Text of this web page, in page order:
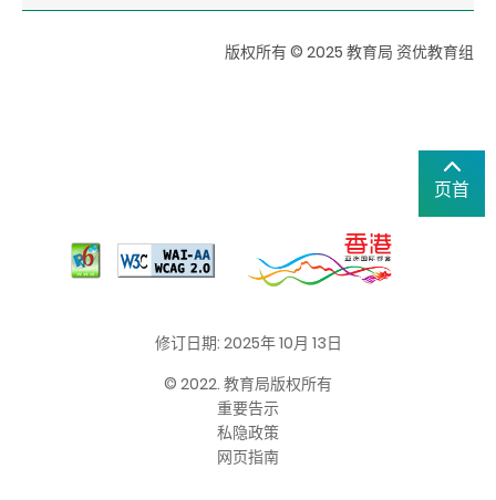
版权所有 © 2025 教育局 资优教育组
页首
修订日期: 2025年 10月 13日
© 2022. 教育局版权所有
重要告示
私隐政策
网页指南